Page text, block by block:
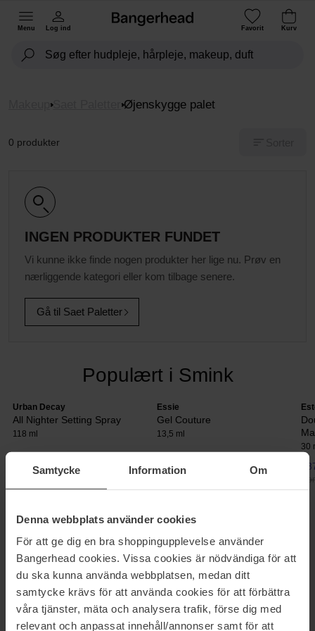
Samtycke Information Om
Denna webbplats använder cookies
För att ge dig en bra shoppingupplevelse använder
Bangerhead cookies. Vissa cookies är nödvändiga för att
du ska kunna använda webbplatsen, medan ditt
samtycke krävs för att använda cookies för att förbättra
våra tjänster, mäta och analysera trafik, förse dig med
relevant och anpassat innehåll/annonser samt för att
Menu Log ind Favorit Kurv
Saet Paletter Øjenskygge palet
0 produkter
INGEN PRODUKTER FUNDET
Vi kunne ikke finde nogen produkter her lige nu. Prøv en
nærliggende kategori eller kom tilbage senere.
Gå til Saet Paletter
Populært i Smink
Urban Decay
All Nighter Setting Spray
118 ml
206 kr
Essie
Gel Couture
13,5 ml
100 kr
30
ØJENSKYGGE PALET
Her finder du øjenskyggepaletter fra ledende varemærker.
Øjenskygge findes selvfølgelig i massevis af herlige farver og
former her på Bangerhead. Vælg mellem paletter fra blandt andet
theBalm, Loreal, NYX, Pixi og mange flere.